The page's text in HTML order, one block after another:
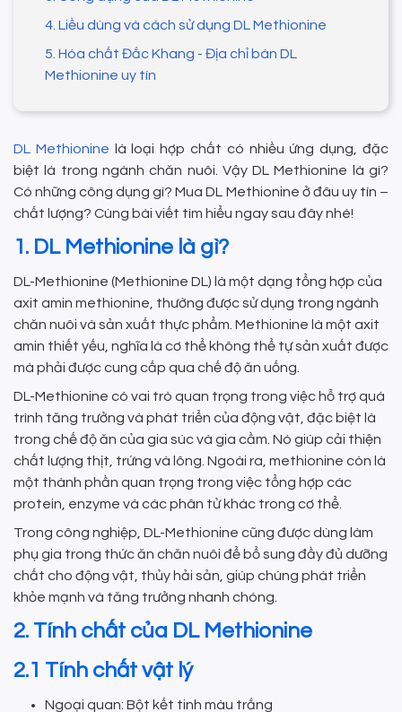
4. Liều dùng và cách sử dụng DL Methionine
5. Hóa chất Đắc Khang - Địa chỉ bán DL
Methionine uy tín
DL Methionine là loại hợp chất có nhiều ứng dụng, đặc
biệt là trong ngành chăn nuôi. Vậy DL Methionine là gì?
Có những công dụng gì? Mua DL Methionine ở đâu uy tín –
chất lượng? Cùng bài viết tìm hiểu ngay sau đây nhé!
1. DL Methionine là gì?
DL-Methionine (Methionine DL) là một dạng tổng hợp của
axit amin methionine, thường được sử dụng trong ngành
chăn nuôi và sản xuất thực phẩm. Methionine là một axit
amin thiết yếu, nghĩa là cơ thể không thể tự sản xuất được
mà phải được cung cấp qua chế độ ăn uống.
DL-Methionine có vai trò quan trọng trong việc hỗ trợ quá
trình tăng trưởng và phát triển của động vật, đặc biệt là
trong chế độ ăn của gia súc và gia cầm. Nó giúp cải thiện
chất lượng thịt, trứng và lông. Ngoài ra, methionine còn là
một thành phần quan trọng trong việc tổng hợp các
protein, enzyme và các phân tử khác trong cơ thể.
Trong công nghiệp, DL-Methionine cũng được dùng làm
phụ gia trong thức ăn chăn nuôi để bổ sung đầy đủ dưỡng
chất cho động vật, thủy hải sản, giúp chúng phát triển
khỏe mạnh và tăng trưởng nhanh chóng.
2. Tính chất của DL Methionine
2.1 Tính chất vật lý
Ngoại quan: Bột kết tinh màu trắng